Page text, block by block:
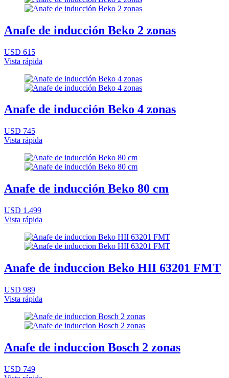
Anafe de inducción Beko 2 zonas
USD 615
Vista rápida
Anafe de inducción Beko 4 zonas
USD 745
Vista rápida
Anafe de inducción Beko 80 cm
USD 1.499
Vista rápida
Anafe de induccion Beko HII 63201 FMT
USD 989
Vista rápida
Anafe de induccion Bosch 2 zonas
USD 749